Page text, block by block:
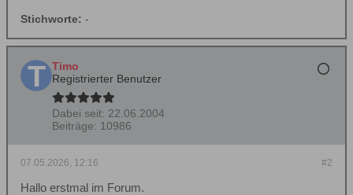
Stichworte: -
Timo
Registrierter Benutzer
Dabei seit: 22.06.2004
Beiträge: 10986
#2
07.05.2026, 12:16
Hallo erstmal im Forum.